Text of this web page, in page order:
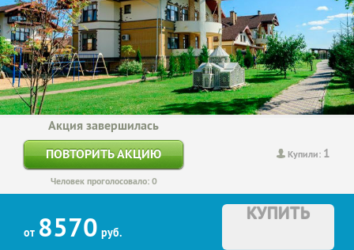
Купили: 1
Акция завершилась
ПОВТОРИТЬ АКЦИЮ
Человек проголосовало: 0
от 8570 руб.
КУПИТЬ